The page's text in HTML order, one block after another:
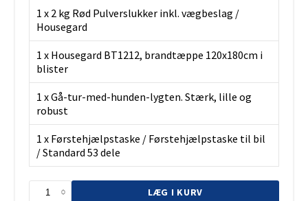
1 x 2 kg Rød Pulverslukker inkl. vægbeslag /
Housegard
1 x Housegard BT1212, brandtæppe 120x180cm i
blister
1 xGå-tur-med-hunden-lygten. Stærk, lille og
robust
1 x Førstehjælpstaske / Førstehjælpstaske til bil
/ Standard 53 dele
LÆG I KURV